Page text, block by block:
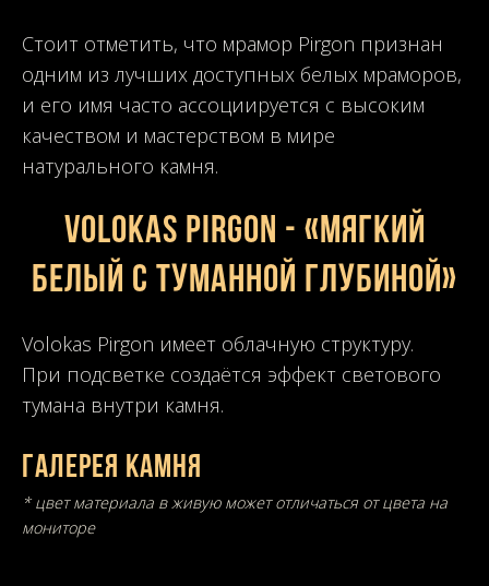
Стоит отметить, что мрамор Pirgon признан
одним из лучших доступных белых мраморов,
и его имя часто ассоциируется с высоким
качеством и мастерством в мире
натурального камня.
VOLOKAS PIRGON - «Мягкий
белый с туманной глубиной»
Volokas Pirgon имеет облачную структуру.
При подсветке создаётся эффект светового
тумана внутри камня.
Галерея камня
* цвет материала в живую может отличаться от цвета на
мониторе